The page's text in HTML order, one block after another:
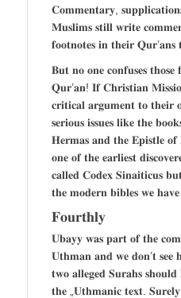
𝐂𝐨𝐦𝐦𝐞𝐧𝐭𝐚𝐫𝐲,
𝐌𝐮𝐬𝐥𝐢𝐦𝐬 𝐬𝐭𝐢𝐥𝐥 𝐰𝐫𝐢𝐭𝐞
𝐟𝐨𝐨𝐭𝐧𝐨𝐭𝐞𝐬 𝐢𝐧 𝐭𝐡𝐞𝐢𝐫 𝐐𝐮𝐫’𝐚𝐧𝐬
𝐁𝐮𝐭 𝐧𝐨 𝐨𝐧𝐞 𝐜𝐨𝐧𝐟𝐮𝐬𝐞𝐬 𝐭𝐡𝐨𝐬𝐞
𝐐𝐮𝐫’𝐚𝐧! 𝐈𝐟 𝐂𝐡𝐫𝐢𝐬𝐭𝐢𝐚𝐧
𝐜𝐫𝐢𝐭𝐢𝐜𝐚𝐥 𝐚𝐫𝐠𝐮𝐦𝐞𝐧𝐭 𝐭𝐨
𝐬𝐞𝐫𝐢𝐨𝐮𝐬 𝐢𝐬𝐬𝐮𝐞𝐬 𝐥𝐢𝐤𝐞 𝐭𝐡𝐞
𝐇𝐞𝐫𝐦𝐚𝐬 𝐚𝐧𝐝 𝐭𝐡𝐞 𝐄𝐩𝐢𝐬𝐭𝐥𝐞
𝐨𝐧𝐞 𝐨𝐟 𝐭𝐡𝐞 𝐞𝐚𝐫𝐥𝐢𝐞𝐬𝐭
𝐜𝐚𝐥𝐥𝐞𝐝 𝐂𝐨𝐝𝐞𝐱 𝐒𝐢𝐧𝐚𝐢𝐭𝐢𝐜𝐮𝐬
𝐭𝐡𝐞 𝐦𝐨𝐝𝐞𝐫𝐧 𝐛𝐢𝐛𝐥𝐞𝐬 𝐰𝐞 𝐡𝐚𝐯𝐞
𝐅𝐨𝐮𝐫𝐭𝐡𝐥𝐲
𝐔𝐛𝐚𝐲𝐲 𝐰𝐚𝐬 𝐩𝐚𝐫𝐭 𝐨𝐟 𝐭𝐡𝐞
𝐔𝐭𝐡𝐦𝐚𝐧 𝐚𝐧𝐝 𝐰𝐞 𝐝𝐨𝐧’𝐭 𝐬𝐞𝐞
𝐭𝐰𝐨 𝐚𝐥𝐥𝐞𝐠𝐞𝐝 𝐒𝐮𝐫𝐚𝐡𝐬
𝐭𝐡𝐞 „𝐔𝐭𝐡𝐦𝐚𝐧𝐢𝐜 𝐭𝐞𝐱𝐭.